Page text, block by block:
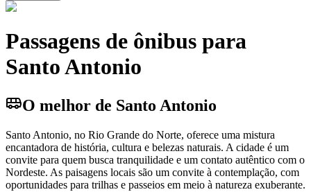
Passagens de ônibus para
Santo Antonio
O melhor de Santo Antonio
Santo Antonio, no Rio Grande do Norte, oferece uma mistura
encantadora de história, cultura e belezas naturais. A cidade é um
convite para quem busca tranquilidade e um contato autêntico com o
Nordeste. As paisagens locais são um convite à contemplação, com
oportunidades para trilhas e passeios em meio à natureza exuberante.